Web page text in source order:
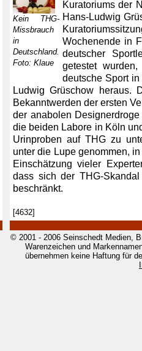
Kein THG-
Missbrauch
in
Deutschland.
Foto: Klaue
Kuratoriums der
Hans-Ludwig
Wochenende in
deutscher
getestet
deutsche Sport in
Ludwig Grüschow heraus.
Bekanntwerden der ersten
der anabolen
die beiden Labore in Köln
Urinproben auf THG zu
unter die Lupe genommen,
Einschätzung vieler
dass sich der THG-
beschränkt.
[4632]
© 2001 - 2006 Seinschedt Medien,
Warenzeichen und
übernehmen keine Haftung für